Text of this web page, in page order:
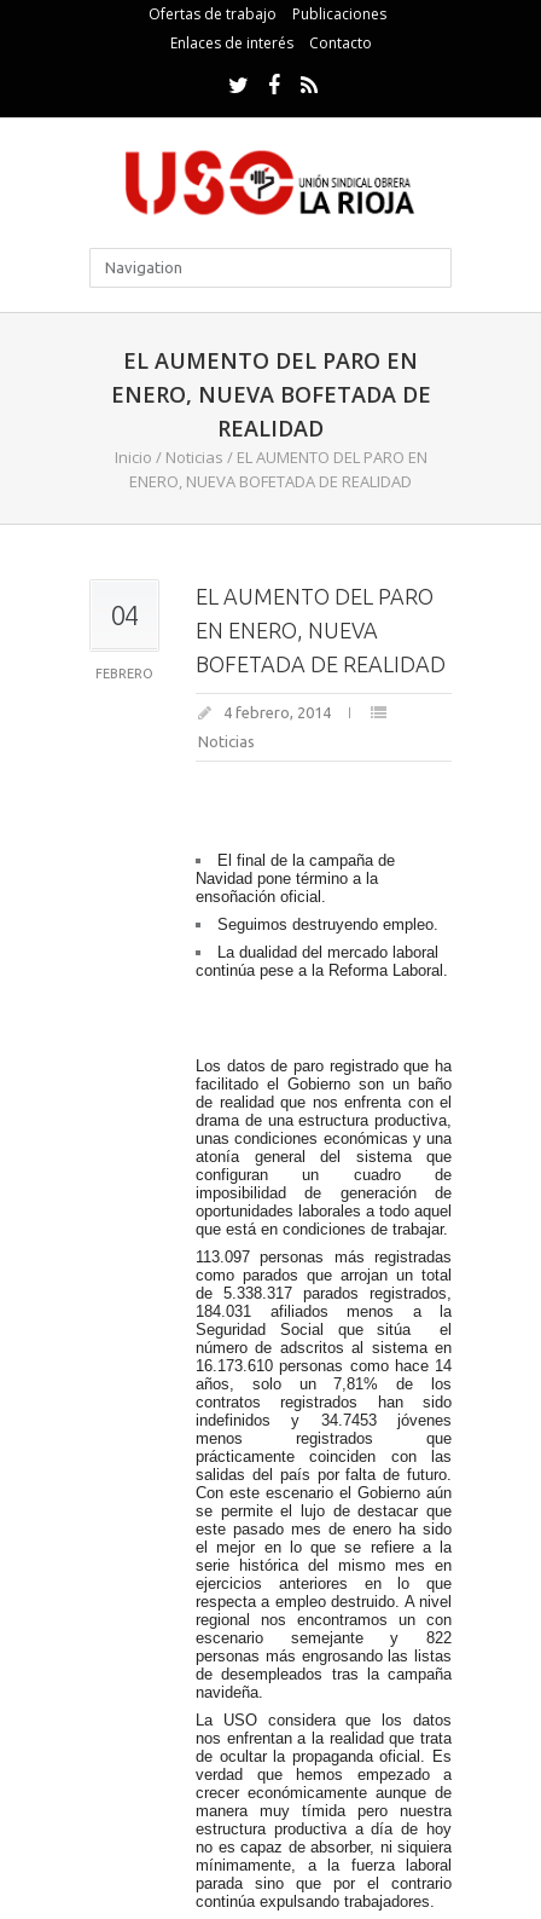
Ofertas de trabajo
Publicaciones
Enlaces de interés
Contacto
EL AUMENTO DEL PARO EN
ENERO, NUEVA BOFETADA DE
REALIDAD
Inicio / Noticias / EL AUMENTO DEL PARO EN
ENERO, NUEVA BOFETADA DE REALIDAD
04
FEBRERO
EL AUMENTO DEL PARO
EN ENERO, NUEVA
BOFETADA DE REALIDAD
4 febrero, 2014
Noticias
El final de la campaña de
Navidad pone término a la
ensoñación oficial.
Seguimos destruyendo empleo.
La dualidad del mercado laboral
continúa pese a la Reforma Laboral.
Los datos de paro registrado que ha
facilitado el Gobierno son un baño
de realidad que nos enfrenta con el
drama de una estructura productiva,
unas condiciones económicas y una
atonía general del sistema que
configuran un cuadro de
imposibilidad de generación de
oportunidades laborales a todo aquel
que está en condiciones de trabajar.
113.097 personas más registradas
como parados que arrojan un total
de 5.338.317 parados registrados,
184.031 afiliados menos a la
Seguridad Social que sitúa el
número de adscritos al sistema en
16.173.610 personas como hace 14
años, solo un 7,81% de los
contratos registrados han sido
indefinidos y 34.7453 jóvenes
menos registrados que
prácticamente coinciden con las
salidas del país por falta de futuro.
Con este escenario el Gobierno aún
se permite el lujo de destacar que
este pasado mes de enero ha sido
el mejor en lo que se refiere a la
serie histórica del mismo mes en
ejercicios anteriores en lo que
respecta a empleo destruido. A nivel
regional nos encontramos un con
escenario semejante y 822
personas más engrosando las listas
de desempleados tras la campaña
navideña.
La USO considera que los datos
nos enfrentan a la realidad que trata
de ocultar la propaganda oficial. Es
verdad que hemos empezado a
crecer económicamente aunque de
manera muy tímida pero nuestra
estructura productiva a día de hoy
no es capaz de absorber, ni siquiera
mínimamente, a la fuerza laboral
parada sino que por el contrario
continúa expulsando trabajadores.